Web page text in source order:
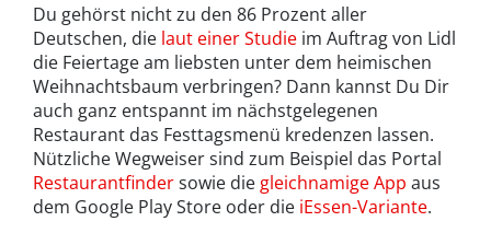
Du gehörst nicht zu den 86 Prozent aller
Deutschen, die laut einer Studie im Auftrag von Lidl
die Feiertage am liebsten unter dem heimischen
Weihnachtsbaum verbringen? Dann kannst Du Dir
auch ganz entspannt im nächstgelegenen
Restaurant das Festtagsmenü kredenzen lassen.
Nützliche Wegweiser sind zum Beispiel das Portal
Restaurantfindersowie die gleichnamige App aus
dem Google Play Store oder die iEssen-Variante.